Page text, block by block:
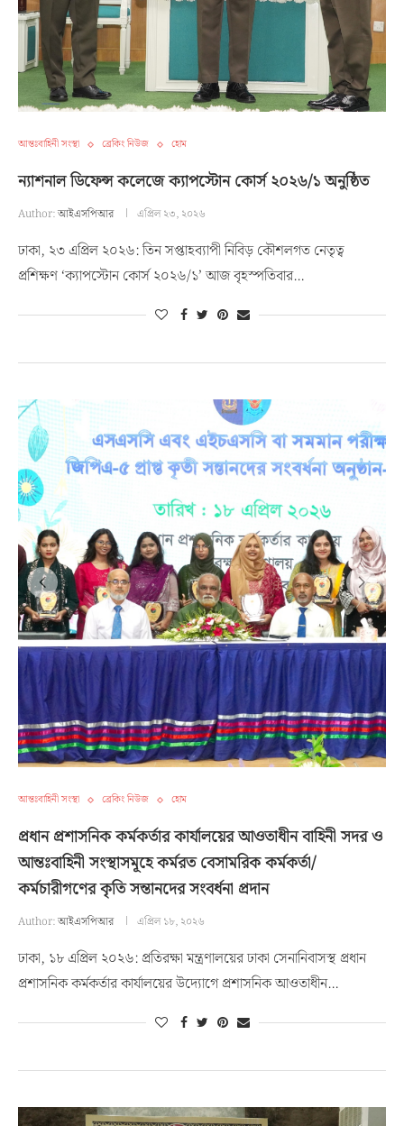
আন্তঃবাহিনী সংস্থা ব্রেকিং নিউজ হোম
ন্যাশনাল ডিফেন্স কলেজে ক্যাপস্টোন কোর্স ২০২৬/১ অনুষ্ঠিত
Author:আইএসপিআর এপ্রিল ২৩, ২০২৬
ঢাকা, ২৩ এপ্রিল ২০২৬: তিন সপ্তাহব্যাপী নিবিড় কৌশলগত নেতৃত্ব
প্রশিক্ষণ ‘ক্যাপস্টোন কোর্স ২০২৬/১’ আজ বৃহস্পতিবার…
আন্তঃবাহিনী সংস্থা ব্রেকিং নিউজ হোম
প্রধান প্রশাসনিক কর্মকর্তার কার্যালয়ের আওতাধীন বাহিনী সদর ও
আন্তঃবাহিনী সংস্থাসমূহে কর্মরত বেসামরিক কর্মকর্তা/
কর্মচারীগণের কৃতি সন্তানদের সংবর্ধনা প্রদান
Author:আইএসপিআর এপ্রিল ১৮, ২০২৬
ঢাকা, ১৮ এপ্রিল ২০২৬: প্রতিরক্ষা মন্ত্রণালয়ের ঢাকা সেনানিবাসস্থ প্রধান
প্রশাসনিক কর্মকর্তার কার্যালয়ের উদ্যোগে প্রশাসনিক আওতাধীন…